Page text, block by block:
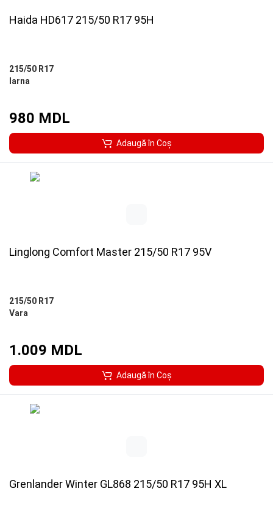
Haida HD617 215/50 R17 95H
215/50 R17
Iarna
980 MDL
Adaugă în Coş
Linglong Comfort Master 215/50 R17 95V
215/50 R17
Vara
1.009 MDL
Adaugă în Coş
Grenlander Winter GL868 215/50 R17 95H XL